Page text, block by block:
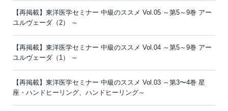
【再掲載】東洋医学セミナー 中級のススメ Vol.05 ～第5～9巻 アー
ユルヴェーダ（2） ～
【再掲載】東洋医学セミナー 中級のススメ Vol.04 ～第5～9巻 アー
ユルヴェーダ（1） ～
【再掲載】東洋医学セミナー 中級のススメ Vol.03 ～第3〜4巻 星
座・ハンドヒーリング、ハンドヒーリング～